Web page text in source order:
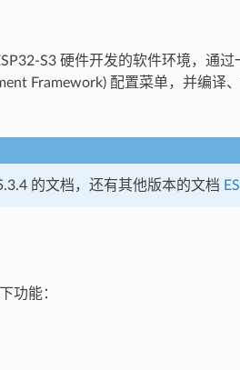
S3 硬件开发的软件环境，通
Framework) 配置菜单，并编译
的文档，还有其他版本的文档
功能：